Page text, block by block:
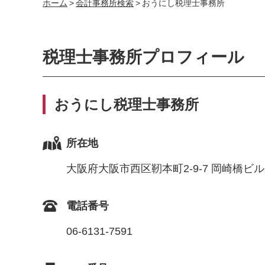
ホーム >会計事務所検索> おうにし税理士事務所
税理士事務所プロフィール
おうにし税理士事務所
所在地
大阪府大阪市西区靭本町2-9-7 岡崎橋ビ
電話番号
06-6131-7591